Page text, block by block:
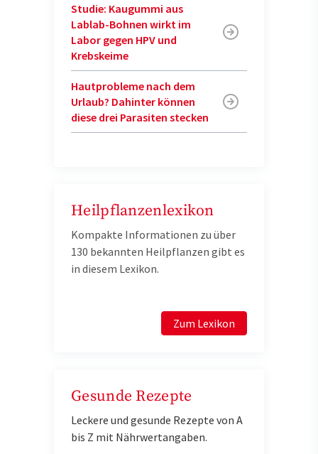
Studie: Kaugummi aus
Lablab-Bohnen wirkt im
Labor gegen HPV und
Krebskeime
Hautprobleme nach dem
Urlaub? Dahinter können
diese drei Parasiten stecken
Heilpflanzenlexikon
Kompakte Informationen zu über
130 bekannten Heilpflanzen gibt es
in diesem Lexikon.
Zum Lexikon
Gesunde Rezepte
Leckere und gesunde Rezepte von A
bis Z mit Nährwertangaben.